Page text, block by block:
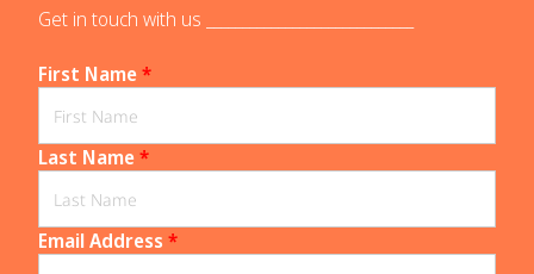
Get in touch with us _____________________________
First Name*
Last Name*
Email Address *